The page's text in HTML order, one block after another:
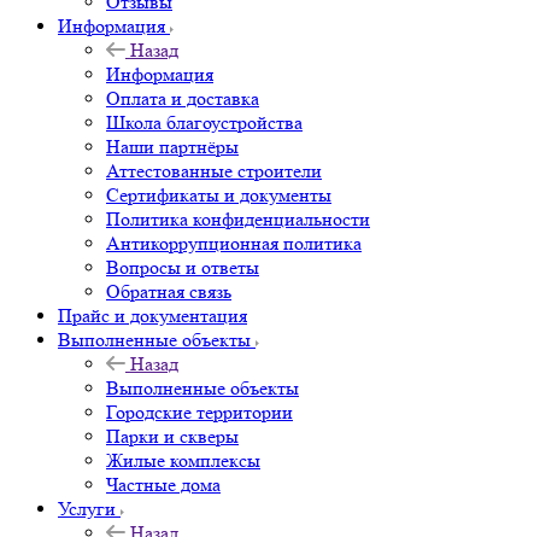
Информация
Назад
Информация
Оплата и доставка
Школа благоустройства
Наши партнёры
Аттестованные строители
Сертификаты и документы
Политика конфиденциальности
Антикоррупционная политика
Вопросы и ответы
Обратная связь
Прайс и документация
Выполненные объекты
Назад
Выполненные объекты
Городские территории
Парки и скверы
Жилые комплексы
Частные дома
Услуги